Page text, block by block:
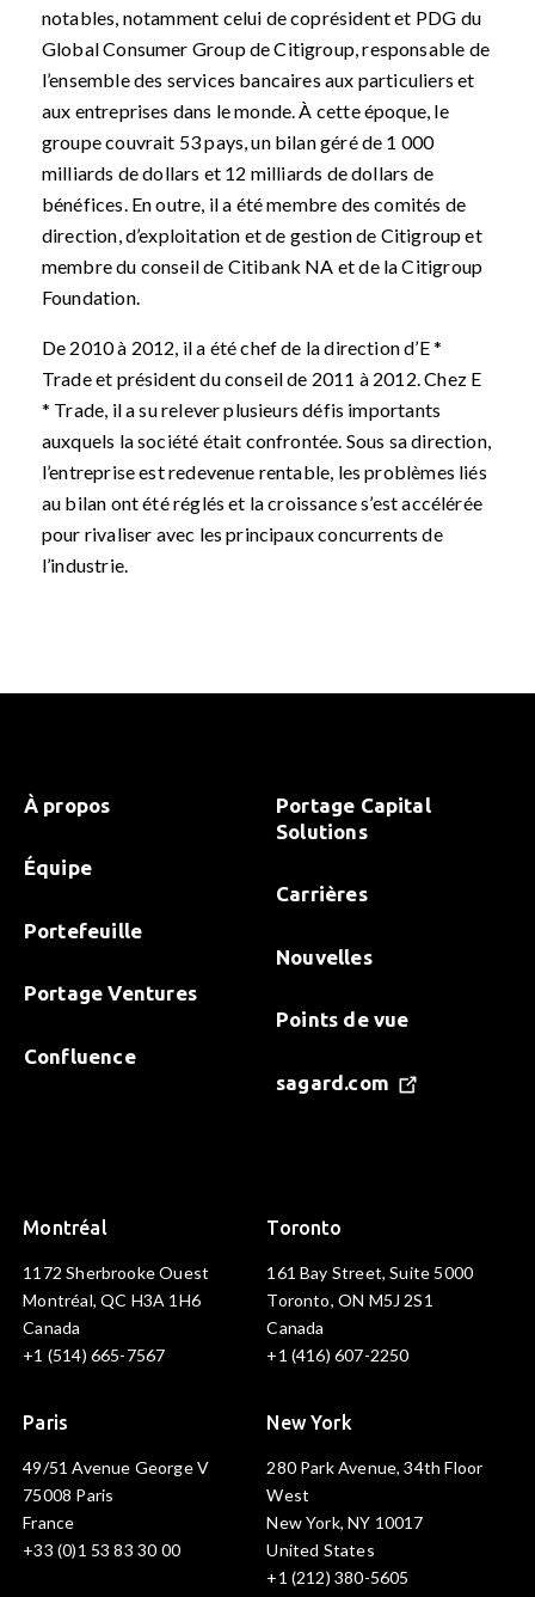
notables, notamment celui de coprésident et PDG du
Global Consumer Group de Citigroup, responsable de
l’ensemble des services bancaires aux particuliers et
aux entreprises dans le monde. À cette époque, le
groupe couvrait 53 pays, un bilan géré de 1 000
milliards de dollars et 12 milliards de dollars de
bénéfices. En outre, il a été membre des comités de
direction, d’exploitation et de gestion de Citigroup et
membre du conseil de Citibank NA et de la Citigroup
Foundation.
De 2010 à 2012, il a été chef de la direction d’E *
Trade et président du conseil de 2011 à 2012. Chez E
* Trade, il a su relever plusieurs défis importants
auxquels la société était confrontée. Sous sa direction,
l’entreprise est redevenue rentable, les problèmes liés
au bilan ont été réglés et la croissance s’est accélérée
pour rivaliser avec les principaux concurrents de
l’industrie.
À propos
Équipe
Portefeuille
Portage Ventures
Confluence
Portage Capital
Solutions
Carrières
Nouvelles
Points de vue
sagard.com
Montréal
1172 Sherbrooke Ouest
Montréal, QC H3A 1H6
Canada
+1 (514) 665-7567
Toronto
161 Bay Street, Suite 5000
Toronto, ON M5J 2S1
Canada
+1 (416) 607-2250
Paris
49/51 Avenue George V
75008 Paris
France
+33 (0)1 53 83 30 00
New York
280 Park Avenue, 34th Floor
West
New York, NY 10017
United States
+1 (212) 380-5605